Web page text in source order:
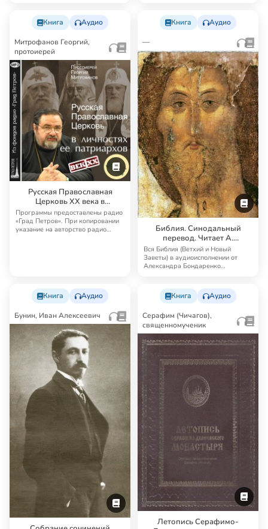
Книга Аудио
Митрофанов Георгий,
протоиерей
Русская Православная
Церковь XX века в
личностях патриархов —
радио «Град Петров»
Программы предоставлены радио
«Град Петров». При копировании
указание на авторство радио
Книга Аудио
—
Библия. Синодальный
перевод. Читает А.
Бондаренко и И.
Прудовский
Вся Библия (Ветхий и Новый
Заветы) в аудиоисполнении от
Александра Бондаренко
Книга Аудио
Бунин, Иван Алексеевич
Книга Аудио
Серафим (Чичагов),
священномученик
Летопись Серафимо-